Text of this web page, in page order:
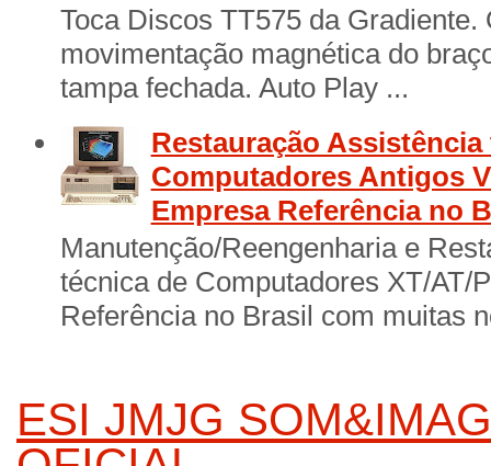
Toca Discos TT575 da
movimentação magnética do
tampa fechada. Auto Play ...
Restauração Assistência
Computadores Antigos
Empresa Referência no
Manutenção/Reengenharia e
técnica de Computadores XT/AT/
Referência no Brasil com muitas
ESI JMJG